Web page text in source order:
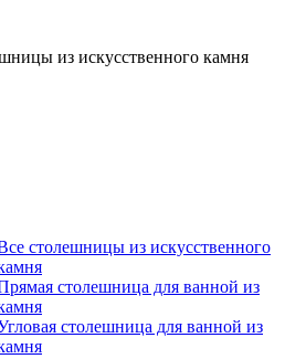
из искусственного камня
столешницы из искусственного
столешница для ванной из
столешница для ванной из